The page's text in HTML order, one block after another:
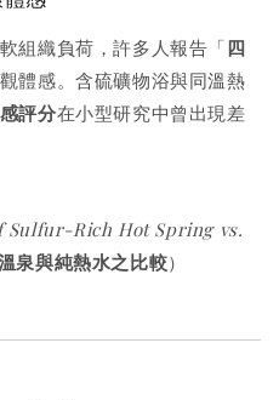
組織負荷，許多人報告「四
體感。含硫礦物浴與同溫熱
評分在小型研究中曾出現差
Sulfur-Rich Hot Spring vs.
泉與純熱水之比較）